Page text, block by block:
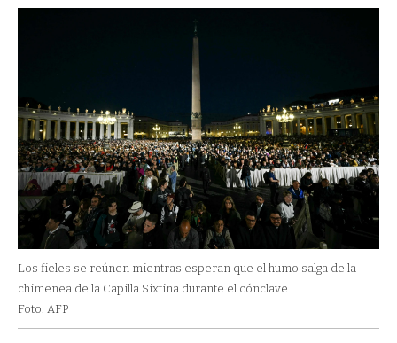
Los fieles se reúnen mientras esperan que el humo salga de la
chimenea de la Capilla Sixtina durante el cónclave.
Foto: AFP